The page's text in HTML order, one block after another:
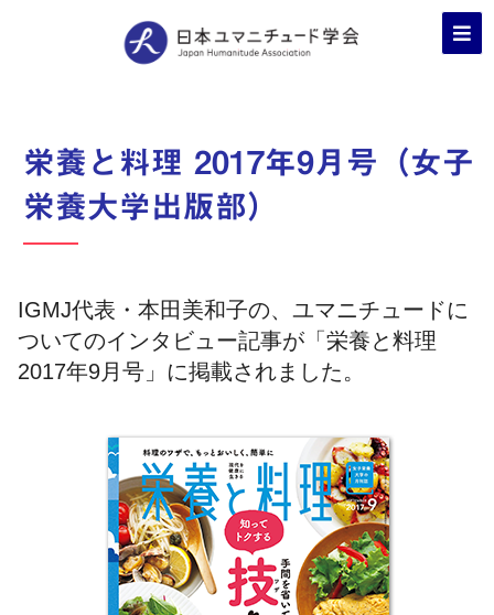
栄養と料理 2017年9月号（女子
栄養大学出版部）
IGMJ代表・本田美和子の、ユマニチュードに
ついてのインタビュー記事が「栄養と料理
2017年9月号」に掲載されました。